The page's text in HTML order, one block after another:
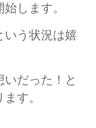
します。
いう状況は嬉
だった！と
す。